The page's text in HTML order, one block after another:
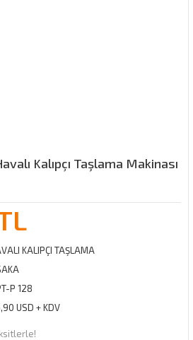
Kalıpçı Taşlama Makinası
KALIPÇI TAŞLAMA
P 128
USD + KDV